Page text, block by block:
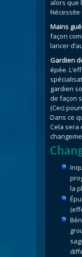
alors que
Nécessite
Mains
façon
lancer
Gardien
épée.
gardien
de façon
(Ceci
Dans ce
Cela sera
la